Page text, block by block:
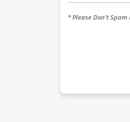
* Please Don't